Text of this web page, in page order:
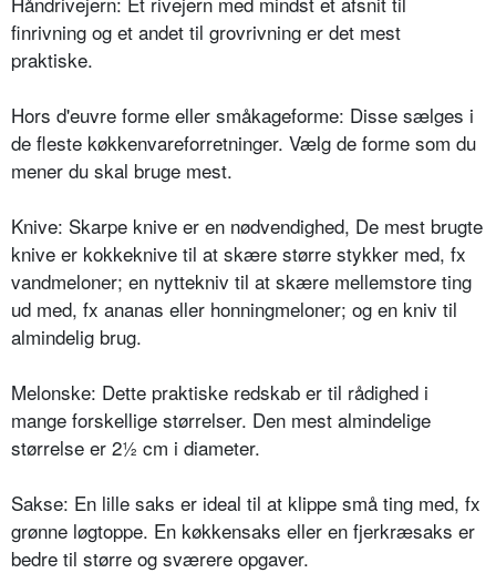
finrivning og et andet til grovrivning er det mest
praktiske.
Hors d'euvre forme eller småkageforme: Disse sælges i
de fleste køkkenvareforretninger. Vælg de forme som du
mener du skal bruge mest.
Knive: Skarpe knive er en nødvendighed, De mest brugte
knive er kokkeknive til at skære større stykker med, fx
vandmeloner; en nyttekniv til at skære mellemstore ting
ud med, fx ananas eller honningmeloner; og en kniv til
almindelig brug.
Melonske: Dette praktiske redskab er til rådighed i
mange forskellige størrelser. Den mest almindelige
størrelse er 2½ cm i diameter.
Sakse: En lille saks er ideal til at klippe små ting med, fx
grønne løgtoppe. En køkkensaks eller en fjerkræsaks er
bedre til større og sværere opgaver.